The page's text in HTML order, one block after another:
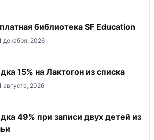
библиотека SF Education
декабря, 2026
15% на Лактогон из списка
августа, 2026
49% при записи двух детей из